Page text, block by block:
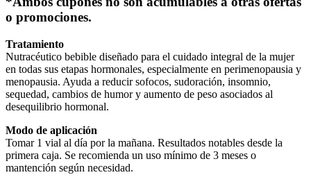
o promociones.
Tratamiento
Nutracéutico bebible diseñado para el cuidado integral de la mujer
en todas sus etapas hormonales, especialmente en perimenopausia y
menopausia. Ayuda a reducir sofocos, sudoración, insomnio,
sequedad, cambios de humor y aumento de peso asociados al
desequilibrio hormonal.
Modo de aplicación
Tomar 1 vial al día por la mañana. Resultados notables desde la
primera caja. Se recomienda un uso mínimo de 3 meses o
mantención según necesidad.